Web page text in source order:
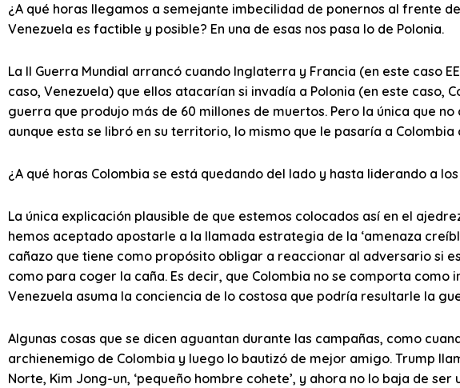
¿A qué horas llegamos a semejante imbecilidad de ponernos al frente
Venezuela es factible y posible? En una de esas nos pasa lo de Polonia.
La II Guerra Mundial arrancó cuando Inglaterra y Francia (en este caso
caso, Venezuela) que ellos atacarían si invadía a Polonia (en este caso,
guerra que produjo más de 60 millones de muertos. Pero la única que
aunque esta se libró en su territorio, lo mismo que le pasaría a Colombia
¿A qué horas Colombia se está quedando del lado y hasta liderando a
La única explicación plausible de que estemos colocados así en el
hemos aceptado apostarle a la llamada estrategia de la ‘amenaza
cañazo que tiene como propósito obligar a reaccionar al adversario si
como para coger la caña. Es decir, que Colombia no se comporta como
Venezuela asuma la conciencia de lo costosa que podría resultarle la
Algunas cosas que se dicen aguantan durante las campañas, como
archienemigo de Colombia y luego lo bautizó de mejor amigo. Trump
Norte, Kim Jong-un, ‘pequeño hombre cohete’, y ahora no lo baja de